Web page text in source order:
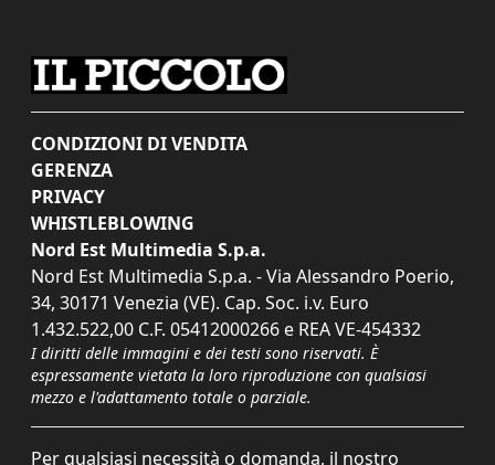
CONDIZIONI DI VENDITA
GERENZA
PRIVACY
WHISTLEBLOWING
Nord Est Multimedia S.p.a.
Nord Est Multimedia S.p.a. - Via Alessandro Poerio,
34, 30171 Venezia (VE). Cap. Soc. i.v. Euro
1.432.522,00 C.F. 05412000266 e REA VE-454332
I diritti delle immagini e dei testi sono riservati. È
espressamente vietata la loro riproduzione con qualsiasi
mezzo e l'adattamento totale o parziale.
Per qualsiasi necessità o domanda, il nostro